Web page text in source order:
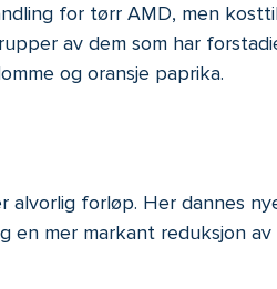
for tørr AMD, men
av dem som har
og oransje paprika.
alvorlig forløp. Her dannes
en mer markant reduksjon